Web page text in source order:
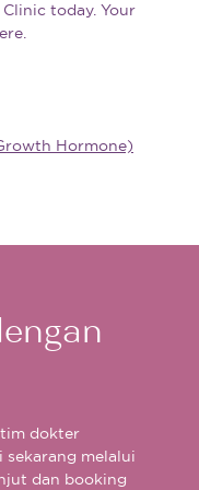
today. Your
Hormone)
dokter
sekarang melalui
dan booking